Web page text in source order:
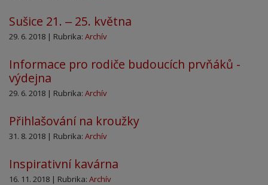
Sušice 21. ‒ 25. května
29. 6. 2018 | Rubrika: Archív
Informace pro rodiče budoucích prvňáků -
výdejna
29. 6. 2018 | Rubrika: Archív
Přihlašování na kroužky
31. 8. 2018 | Rubrika: Archív
Inspirativní kavárna
16. 11. 2018 | Rubrika: Archív